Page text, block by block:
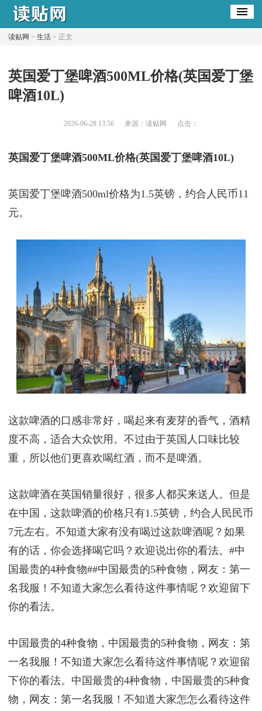
读贴网 > 生活> 正文
​英国爱丁堡啤酒500ML价格(英国爱丁堡
啤酒10L)
2026-06-28 13:56 来源：读贴网 点击：
英国爱丁堡啤酒500ML价格(英国爱丁堡啤酒10L)
英国爱丁堡啤酒500ml价格为1.5英镑，约合人民币11
元。
这款啤酒的口感非常好，喝起来有麦芽的香气，酒精
度不高，适合大众饮用。不过由于英国人口味比较
重，所以他们更喜欢喝红酒，而不是啤酒。
这款啤酒在英国销量很好，很多人都买来送人。但是
在中国，这款啤酒的价格只有1.5英镑，约合人民民币
7元左右。不知道大家有没有喝过这款啤酒呢？如果
有的话，你会选择喝它吗？欢迎说出你的看法。#中
国最贵的4种食物##中国最贵的5种食物，网友：第一
名我服！不知道大家怎么看待这件事情呢？欢迎留下
你的看法。
中国最贵的4种食物，中国最贵的5种食物，网友：第
一名我服！不知道大家怎么看待这件事情呢？欢迎留
下你的看法。中国最贵的4种食物，中国最贵的5种食
物，网友：第一名我服！不知道大家怎怎么看待这件